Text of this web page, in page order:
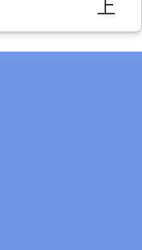
上